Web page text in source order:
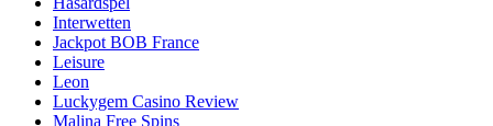
Interwetten
Jackpot BOB France
Leisure
Leon
Luckygem Casino Review
Malina Free Spins